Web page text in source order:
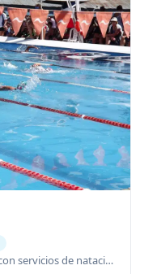
Instalación acuática en San Pedro con servicios de natación para todas las edades.